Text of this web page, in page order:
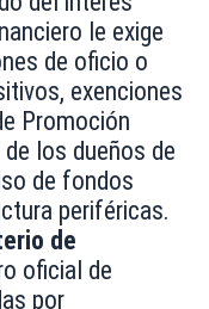
le exige
de oficio o
exenciones
Promoción
de los dueños de
de fondos
periféricas.
de
oficial de
por